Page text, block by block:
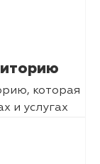
которая
и услугах